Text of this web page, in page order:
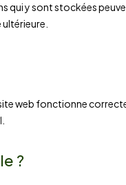
qui y sont stockées
web fonctionne
?